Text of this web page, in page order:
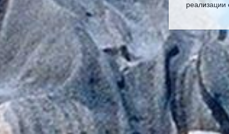
реализации